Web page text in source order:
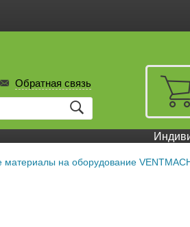
Обратная связь
материалы на оборудование